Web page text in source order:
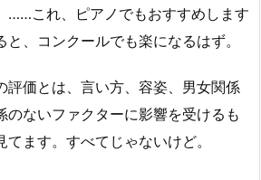
……これ、ピアノでもおすすめします
、コンクールでも楽になるはず。
評価とは、言い方、容姿、男女関係
のないファクターに影響を受けるも
ます。すべてじゃないけど。